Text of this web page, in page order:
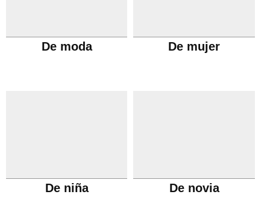
De moda De mujer
De niña De novia